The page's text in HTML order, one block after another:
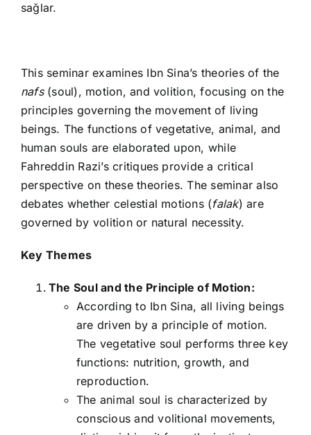
sağlar.
This seminar examines Ibn Sina’s theories of the
nafs(soul), motion, and volition, focusing on the
principles governing the movement of living
beings. The functions of vegetative, animal, and
human souls are elaborated upon, while
Fahreddin Razi’s critiques provide a critical
perspective on these theories. The seminar also
debates whether celestial motions (falak) are
governed by volition or natural necessity.
Key Themes
The Soul and the Principle of Motion:
According to Ibn Sina, all living beings
are driven by a principle of motion.
The vegetative soul performs three key
functions: nutrition, growth, and
reproduction.
The animal soul is characterized by
conscious and volitional movements,